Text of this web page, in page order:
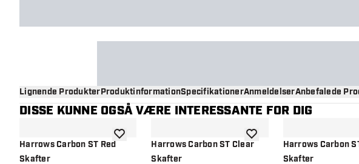
Lignende ProdukterProduktinformationSpecifikationerAnmeldelserAnbefalede
DISSE KUNNE OGSÅ VÆRE INTERESSANTE FOR DIG
Harrows Carbon ST Red
Skafter
tilføje til ønskelisteHarrows Carbon ST Clear
Skafter
tilføje til ønskeliste
Harrows Carbon
Skafter